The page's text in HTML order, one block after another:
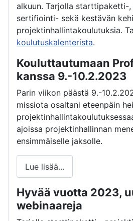
alkuun. Tarjolla starttipaketti-
sertifiointi- sekä kestävän
projektinhallintakoulutuksia.
koulutuskalenterista.
Kouluttautumaan
kanssa 9.-10.2.2023
Parin viikon päästä 9.-
missiota osaltani eteenpäin
ajoissa projektinhallinnan
ensimmäiselle jaksolle.
Lue lisää...
Hyvää vuotta 2023,
webinaareja